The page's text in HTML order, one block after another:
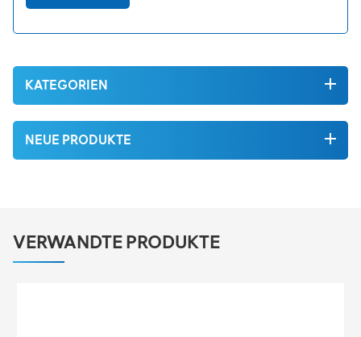
KATEGORIEN
NEUE PRODUKTE
VERWANDTE PRODUKTE